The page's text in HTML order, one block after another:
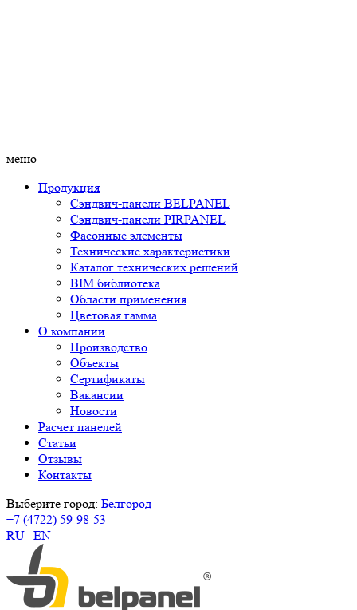
меню
Продукция
Сэндвич-панели BELPANEL
Сэндвич-панели PIRPANEL
Фасонные элементы
Технические характеристики
Каталог технических решений
BIM библиотека
Области применения
Цветовая гамма
О компании
Производство
Объекты
Сертификаты
Вакансии
Новости
Расчет панелей
Статьи
Отзывы
Контакты
Выберите город: Белгород
+7 (4722) 59-98-53
RU | EN